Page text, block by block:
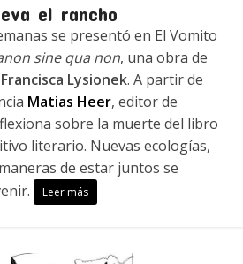
el rancho
se presentó en El Vomito
sine qua non, una obra de
Francisca Lysionek. A partir de
Matias Heer, editor de
sobre la muerte del libro
literario. Nuevas ecologías,
de estar juntos se
Leer más